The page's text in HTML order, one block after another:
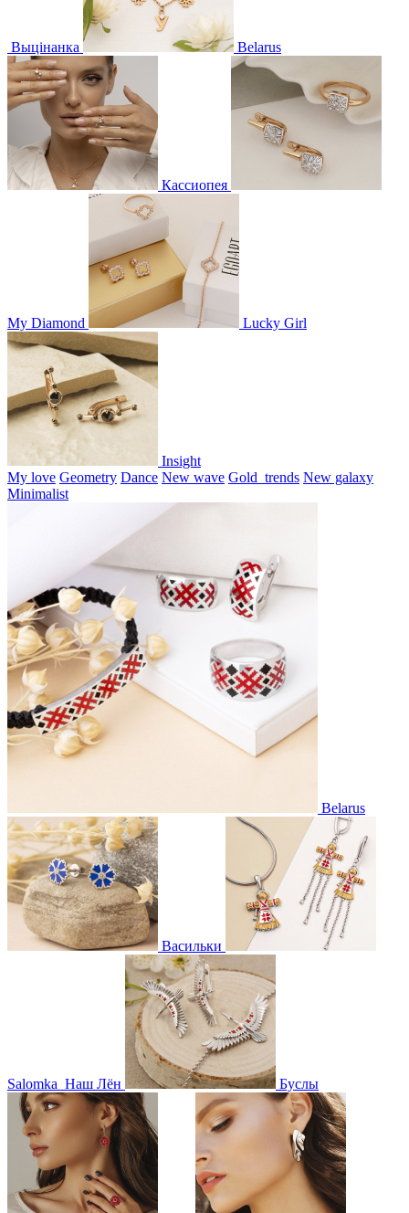
Выцінанка Belarus
Кассиопея
My Diamond Lucky Girl
Insight
My love Geometry Dance New wave Gold_trends New galaxy
Minimalist
Belarus
Васильки
Salomka Наш Лён Буслы